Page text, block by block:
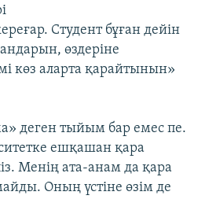
Студент бұған дейін
өздеріне
көз аларта қарайтынын»
деген тыйым бар емес пе.
ешқашан қара
Менің ата-анам да қара
Оның үстіне өзім де